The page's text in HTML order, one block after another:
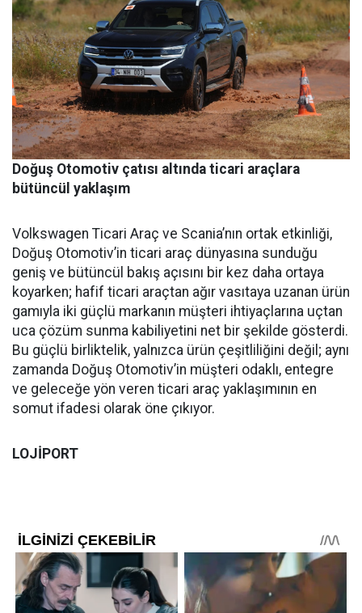
Doğuş Otomotiv çatısı altında ticari araçlara
bütüncül yaklaşım
Volkswagen Ticari Araç ve Scania’nın ortak etkinliği,
Doğuş Otomotiv’in ticari araç dünyasına sunduğu
geniş ve bütüncül bakış açısını bir kez daha ortaya
koyarken; hafif ticari araçtan ağır vasıtaya uzanan ürün
gamıyla iki güçlü markanın müşteri ihtiyaçlarına uçtan
uca çözüm sunma kabiliyetini net bir şekilde gösterdi.
Bu güçlü birliktelik, yalnızca ürün çeşitliliğini değil; aynı
zamanda Doğuş Otomotiv’in müşteri odaklı, entegre
ve geleceğe yön veren ticari araç yaklaşımının en
somut ifadesi olarak öne çıkıyor.
LOJİPORT